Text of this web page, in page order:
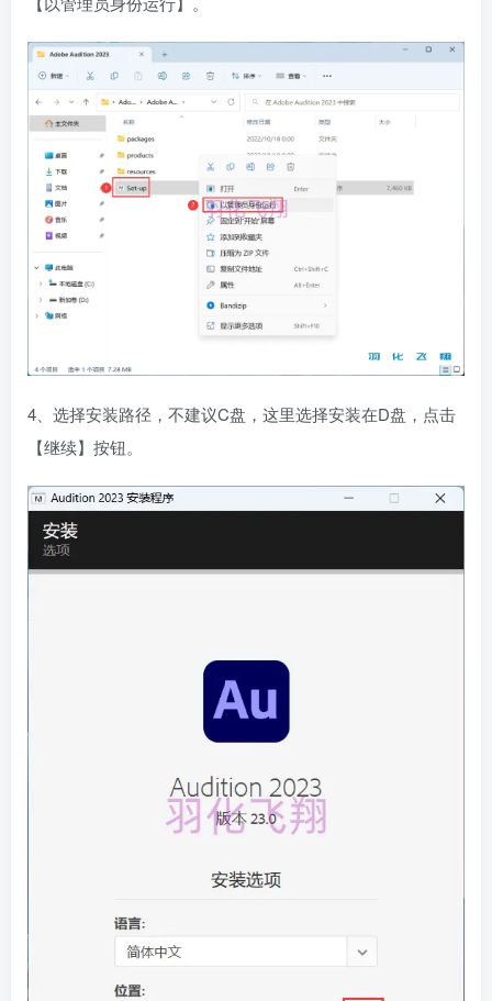
4、选择安装路径，不建议C盘，这里选择安装在D盘，点击
【继续】按钮。